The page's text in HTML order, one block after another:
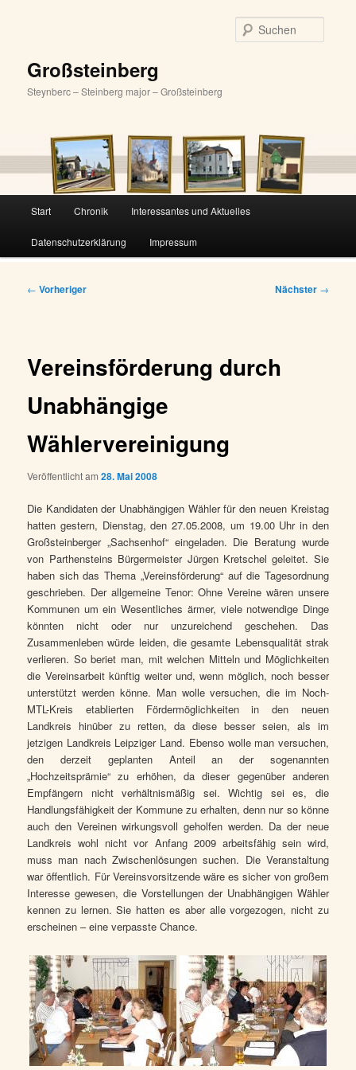
Großsteinberg
Steynberc – Steinberg major – Großsteinberg
Start Chronik Interessantes und Aktuelles
Datenschutzerklärung Impressum
Beitragsnavigation
← Vorheriger Nächster →
Vereinsförderung durch
Unabhängige
Wählervereinigung
Veröffentlicht am28. Mai 2008
Die Kandidaten der Unabhängigen Wähler für den neuen Kreistag
hatten gestern, Dienstag, den 27.05.2008, um 19.00 Uhr in den
Großsteinberger „Sachsenhof“ eingeladen. Die Beratung wurde
von Parthensteins Bürgermeister Jürgen Kretschel geleitet. Sie
haben sich das Thema „Vereinsförderung“ auf die Tagesordnung
geschrieben. Der allgemeine Tenor: Ohne Vereine wären unsere
Kommunen um ein Wesentliches ärmer, viele notwendige Dinge
könnten nicht oder nur unzureichend geschehen. Das
Zusammenleben würde leiden, die gesamte Lebensqualität strak
verlieren. So beriet man, mit welchen Mitteln und Möglichkeiten
die Vereinsarbeit künftig weiter und, wenn möglich, noch besser
unterstützt werden könne. Man wolle versuchen, die im Noch-
MTL-Kreis etablierten Fördermöglichkeiten in den neuen
Landkreis hinüber zu retten, da diese besser seien, als im
jetzigen Landkreis Leipziger Land. Ebenso wolle man versuchen,
den derzeit geplanten Anteil an der sogenannten
„Hochzeitsprämie“ zu erhöhen, da dieser gegenüber anderen
Empfängern nicht verhältnismäßig sei. Wichtig sei es, die
Handlungsfähigkeit der Kommune zu erhalten, denn nur so könne
auch den Vereinen wirkungsvoll geholfen werden. Da der neue
Landkreis wohl nicht vor Anfang 2009 arbeitsfähig sein wird,
muss man nach Zwischenlösungen suchen. Die Veranstaltung
war öffentlich. Für Vereinsvorsitzende wäre es sicher von großem
Interesse gewesen, die Vorstellungen der Unabhängigen Wähler
kennen zu lernen. Sie hatten es aber alle vorgezogen, nicht zu
erscheinen – eine verpasste Chance.